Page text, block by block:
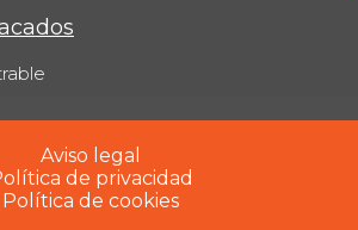
Aviso legal
de privacidad
Política de cookies